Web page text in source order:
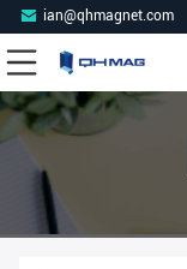
ian@qhmagnet.com